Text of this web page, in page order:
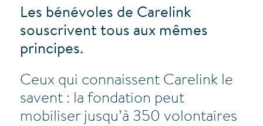
Les bénévoles de Carelink
souscrivent tous aux mêmes
principes.
Ceux qui connaissent Carelink le
savent : la fondation peut
mobiliser jusqu’à 350 volontaires